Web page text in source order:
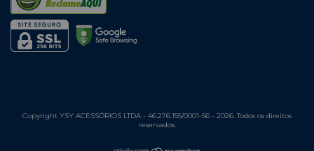
Copyright YSY ACESSÓRIOS LTDA - 46.276.155/0001-56 - 2026. Todos os direitos
reservados.